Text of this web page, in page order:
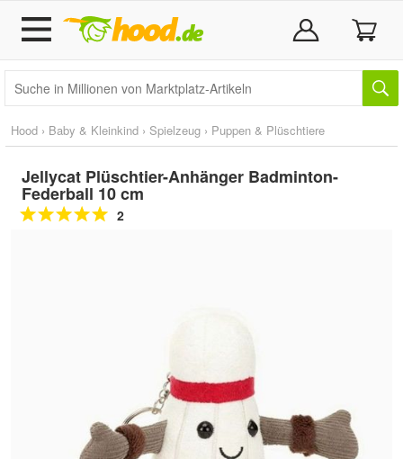
Hood › Baby & Kleinkind › Spielzeug › Puppen & Plüschtiere
Jellycat Plüschtier-Anhänger Badminton-
Federball 10 cm
2